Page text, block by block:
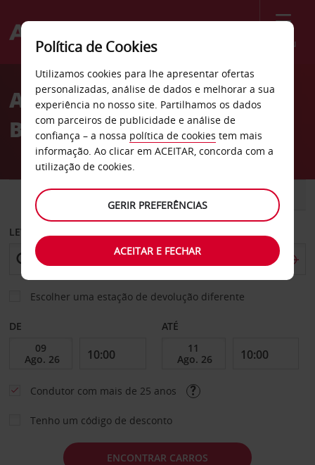
Menu
Welcome
AvisAluguer de carros em
Berlim Marzahn
CARRO COMERCIAIS
LEVANTAR EM
Escolher uma estação de devolução diferente
DE ATÉ
Condutor com mais de 25 anos
Tenho um código de desconto
ENCONTRAR CARROS
Política de Cookies
Utilizamos cookies para lhe apresentar ofertas
personalizadas, análise de dados e melhorar a sua
experiência no nosso site. Partilhamos os dados
com parceiros de publicidade e análise de
confiança – a nossa política de cookies tem mais
informação. Ao clicar em ACEITAR, concorda com a
utilização de cookies.
GERIR PREFERÊNCIAS
ACEITAR E FECHAR